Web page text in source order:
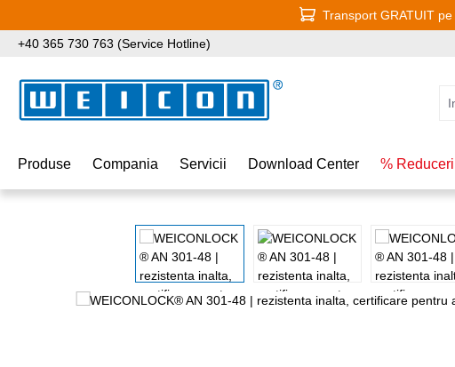
Transport GRATUIT
+40 365 730 763 (Service Hotline)
Produse Compania Servicii Download Center % Reduceri
Sari peste galeria de imagini